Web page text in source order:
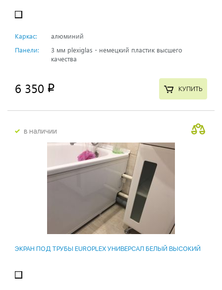
Каркас:
алюминий
Панели:
3 мм plexiglas - немецкий пластик высшего
качества
6 350 p КУПИТЬ
в наличии
ЭКРАН ПОД ТРУБЫ EUROPLEX УНИВЕРСАЛ БЕЛЫЙ ВЫСОКИЙ